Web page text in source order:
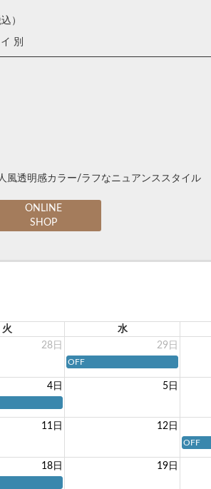
）
別
風透明感カラー/ラフなニュアンススタイル
ONLINE
SHOP
火 水
28日 29日
OFF
4日 5日
11日 12日
OFF
18日 19日